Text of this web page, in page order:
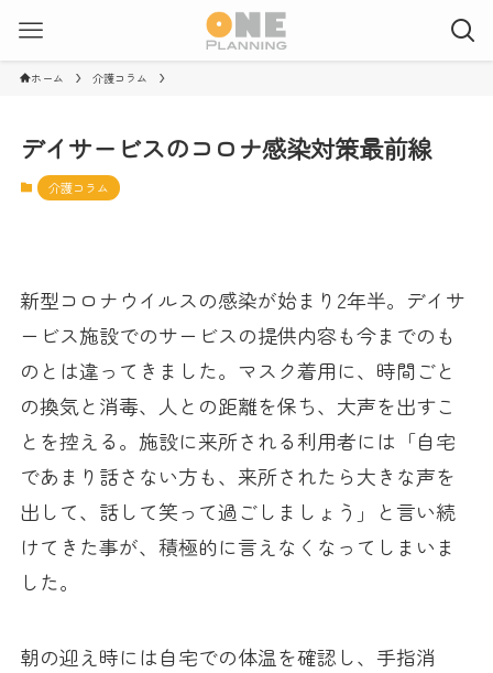
ホーム 介護コラム
デイサービスのコロナ感染対策最前線
介護コラム
新型コロナウイルスの感染が始まり2年半。デイサ
ービス施設でのサービスの提供内容も今までのも
のとは違ってきました。マスク着用に、時間ごと
の換気と消毒、人との距離を保ち、大声を出すこ
とを控える。施設に来所される利用者には「自宅
であまり話さない方も、来所されたら大きな声を
出して、話して笑って過ごしましょう」と言い続
けてきた事が、積極的に言えなくなってしまいま
した。
朝の迎え時には自宅での体温を確認し、手指消